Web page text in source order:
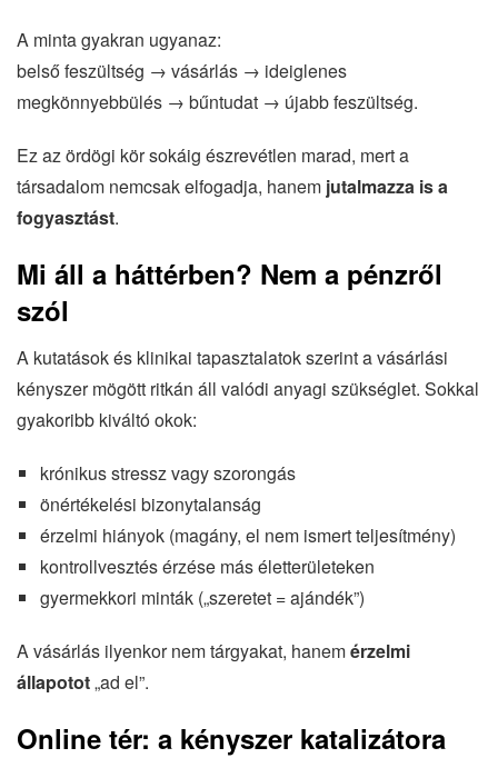
A minta gyakran ugyanaz:
belső feszültség → vásárlás → ideiglenes
megkönnyebbülés → bűntudat → újabb feszültség.
Ez az ördögi kör sokáig észrevétlen marad, mert a
társadalom nemcsak elfogadja, hanem jutalmazza is a
fogyasztást.
Mi áll a háttérben? Nem a pénzről
szól
A kutatások és klinikai tapasztalatok szerint a vásárlási
kényszer mögött ritkán áll valódi anyagi szükséglet. Sokkal
gyakoribb kiváltó okok:
krónikus stressz vagy szorongás
önértékelési bizonytalanság
érzelmi hiányok (magány, el nem ismert teljesítmény)
kontrollvesztés érzése más életterületeken
gyermekkori minták („szeretet = ajándék”)
A vásárlás ilyenkor nem tárgyakat, hanemérzelmi
állapotot„ad el”.
Online tér: a kényszer katalizátora